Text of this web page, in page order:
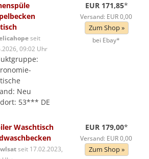
seit
09:02 Uhr
Neu
53*** DE
EUR 171,85*
Versand: EUR 0,00
Zum Shop »
bei Ebay*
Waschtisch
seit 17.02.2023,
EUR 179,00*
Versand: EUR 0,00
Zum Shop »